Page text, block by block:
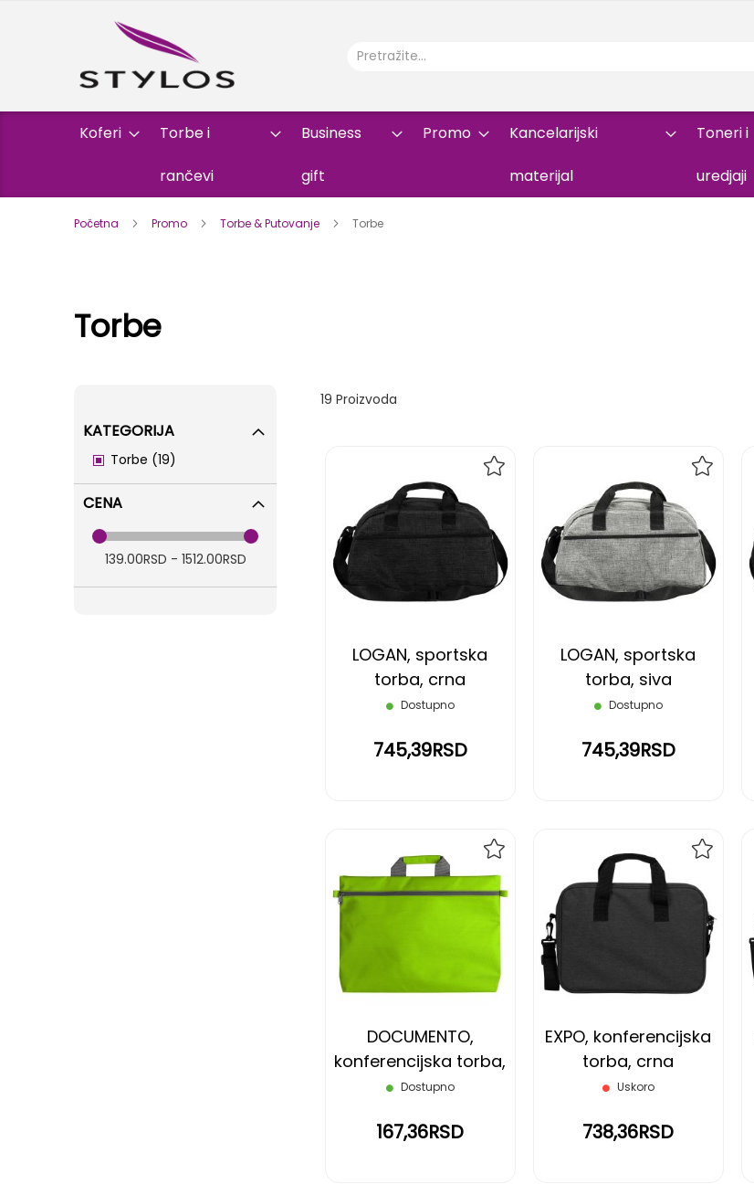
Koferi Torbe i
rančevi
Business
gift
Promo Kancelarijski
materijal
Toneri i
uredjaji
Početna Promo Torbe & Putovanje Torbe
Torbe
19 Proizvoda
LOGAN, sportska
torba, crna
Dostupno
745,39RSD
LISTU
ŽELJA
LOGAN, sportska
torba, siva
Dostupno
745,39RSD
LISTU
ŽELJA
DOCUMENTO,
konferencijska torba,
svetlo zelena
Dostupno
167,36RSD
DODAJ
ŽELJA
EXPO, konferencijska
torba, crna
Uskoro
738,36RSD
NA
LISTU
ŽELJA
KATEGORIJA
Torbe 19
items
CENA
139.00RSD - 1512.00RSD